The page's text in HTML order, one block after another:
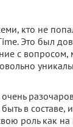
кто не
Это был
с вопросом,
очень
в составе,
роль как на